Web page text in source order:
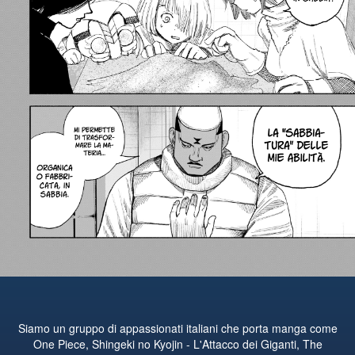
Siamo un gruppo di appassionati italiani che porta manga come
One Piece, Shingeki no Kyojin - L'Attacco dei Giganti, The